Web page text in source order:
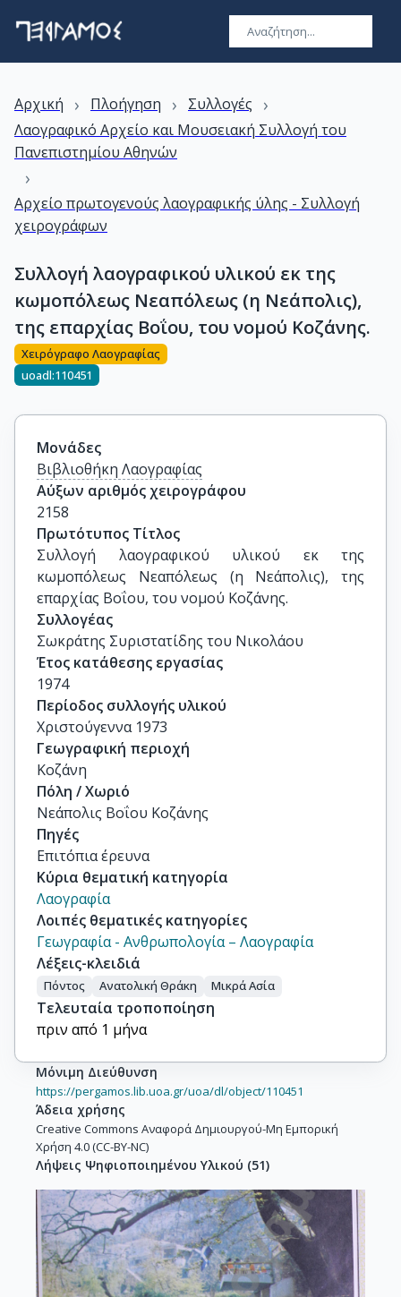
Αρχική › Πλοήγηση › Συλλογές ›
Λαογραφικό Αρχείο και Μουσειακή Συλλογή του
Πανεπιστημίου Αθηνών
›
Αρχείο πρωτογενούς λαογραφικής ύλης - Συλλογή
χειρογράφων
Συλλογή λαογραφικού υλικού εκ της
κωμοπόλεως Νεαπόλεως (η Νεάπολις),
της επαρχίας Βοΐου, του νομού Κοζάνης.
Χειρόγραφο Λαογραφίας
uoadl:110451
Μονάδες
Βιβλιοθήκη Λαογραφίας
Αύξων αριθμός χειρογράφου
2158
Πρωτότυπος Τίτλος
Συλλογή λαογραφικού υλικού εκ της
κωμοπόλεως Νεαπόλεως (η Νεάπολις), της
επαρχίας Βοΐου, του νομού Κοζάνης.
Συλλογέας
Σωκράτης Συριστατίδης του Νικολάου
Έτος κατάθεσης εργασίας
1974
Περίοδος συλλογής υλικού
Χριστούγεννα 1973
Γεωγραφική περιοχή
Κοζάνη
Πόλη / Χωριό
Νεάπολις Βοΐου Κοζάνης
Πηγές
Επιτόπια έρευνα
Κύρια θεματική κατηγορία
Λαογραφία
Λοιπές θεματικές κατηγορίες
Γεωγραφία - Ανθρωπολογία – Λαογραφία
Λέξεις-κλειδιά
Πόντος Ανατολική Θράκη Μικρά Ασία
Τελευταία τροποποίηση
πριν από 1 μήνα
Μόνιμη Διεύθυνση
https://pergamos.lib.uoa.gr/uoa/dl/object/110451
Άδεια χρήσης
Creative Commons Αναφορά Δημιουργού-Μη Εμπορική
Χρήση 4.0 (CC-BY-NC)
Λήψεις Ψηφιοποιημένου Υλικού (51)